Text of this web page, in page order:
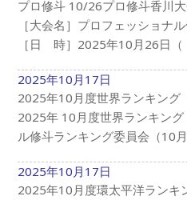
プロ修斗 10/26プロ修斗香川
［大会名］プロフェッショナ
［日 時］2025年10月26日（
2025年10月17日
2025年10月度世界ランキング
2025年 10月度世界ランキン
ル修斗ランキング委員会（10
2025年10月17日
2025年10月度環太平洋ランキ